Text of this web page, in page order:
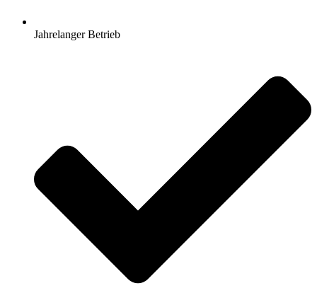
Jahrelanger Betrieb